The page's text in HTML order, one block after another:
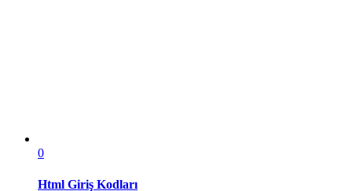
0
Html Giriş Kodları